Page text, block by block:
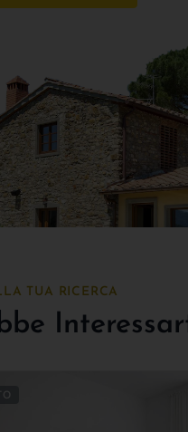
TUA RICERCA